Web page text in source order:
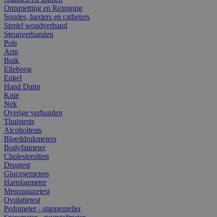
Ontsmetting en Reiniging
Sondes, baxters en catheters
Steriel wondverband
Steunverbanden
Pols
Arm
Buik
Elleboog
Enkel
Hand Duim
Knie
Nek
Overige verbanden
Thuistests
Alcoholtests
Bloeddrukmeters
Bodyfatmeter
Cholesteroltest
Drugtest
Glucosemeters
Hartslagmeter
Menopauzetest
Ovulatietest
Pedometer - stappenteller